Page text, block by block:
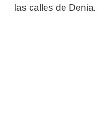
las calles de Denia.